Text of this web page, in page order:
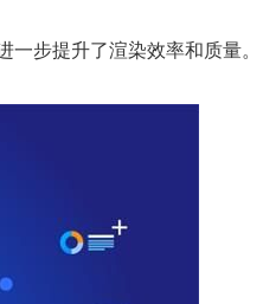
步提升了渲染效率和质量。